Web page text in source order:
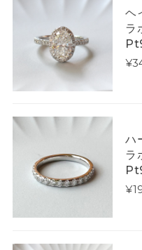
ヘ
ラ
ハ
ラ